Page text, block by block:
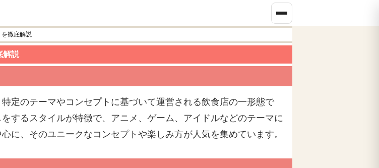
徹底解説
解説
定のテーマやコンセプトに基づいて運営される飲食店の一形態で
するスタイルが特徴で、アニメ、ゲーム、アイドルなどのテーマに
に、そのユニークなコンセプトや楽しみ方が人気を集めています。